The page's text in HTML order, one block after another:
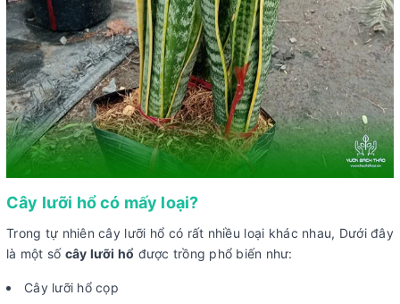
Cây lưỡi hổ có mấy loại?
Trong tự nhiên cây lưỡi hổ có rất nhiều loại khác nhau, Dưới đây
là một số cây lưỡi hổ được trồng phổ biến như:
Cây lưỡi hổ cọp